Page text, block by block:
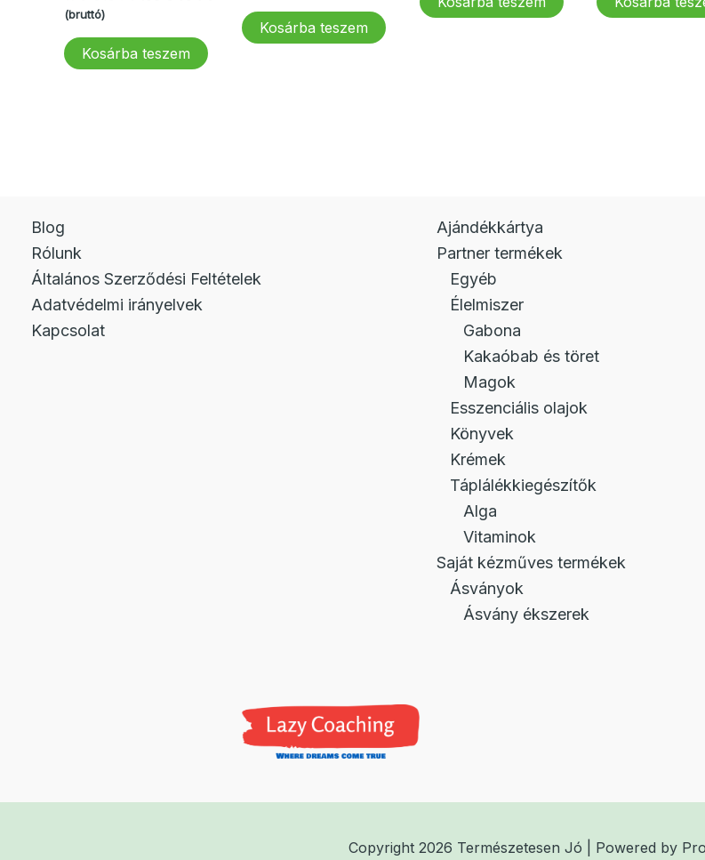
179
615 Ft.
(bruttó)
Kosárba teszem
34
615 Ft.
28
846 Ft.
Kosárba teszem
615 Ft.
385 Ft.
846
Blog
Rólunk
Általános Szerződési Feltételek
Adatvédelmi irányelvek
Kapcsolat
Ajándékkártya
Partner termékek
Egyéb
Élelmiszer
Gabona
Kakaóbab és töret
Magok
Esszenciális olajok
Könyvek
Krémek
Táplálékkiegészítők
Alga
Vitaminok
Saját kézműves termékek
Ásványok
Ásvány ékszerek
Copyright 2026 Természetesen Jó | Powered by